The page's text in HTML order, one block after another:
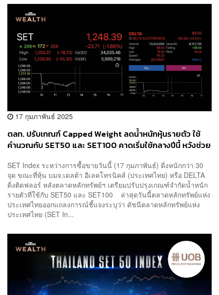
17 กุมภาพันธ์ 2025
ตลท. ปรับเกณฑ์ Capped Weight ลดน้ำหนักหุ้นรายตัว ใช้
คำนวณกับ SET50 และ SET100 คาดเริ่มใช้กลางปีนี้ หวังช่วย
SET Index ระหว่างการซื้อขายวันนี้ (17 กุมภาพันธ์) ดิ่งหนักกว่า 30
จุด ขณะที่หุ้น บมจ.เดลต้า อีเลคโทรนิคส์ (ประเทศไทย) หรือ DELTA
ดิ่งติดฟลอร์ หลังตลาดหลักทรัพย์ฯ เตรียมปรับปรุงเกณฑ์จำกัดน้ำหนัก
รายตัวที่ใช้กับ SET50 และ SET100 ล่าสุดวันนี้ตลาดหลักทรัพย์แห่ง
ประเทศไทยออกแถลงการณ์ชี้แจงระบุว่า ดัชนีตลาดหลักทรัพย์แห่ง
ประเทศไทย (SET In...